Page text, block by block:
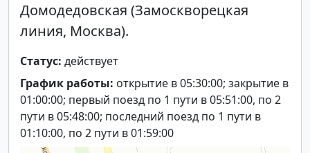
Домодедовская (Замоскворецкая
линия, Москва).
Статус: действует
График работы: открытие в 05:30:00; закрытие в
01:00:00; первый поезд по 1 пути в 05:51:00, по 2
пути в 05:48:00; последний поезд по 1 пути в
01:10:00, по 2 пути в 01:59:00